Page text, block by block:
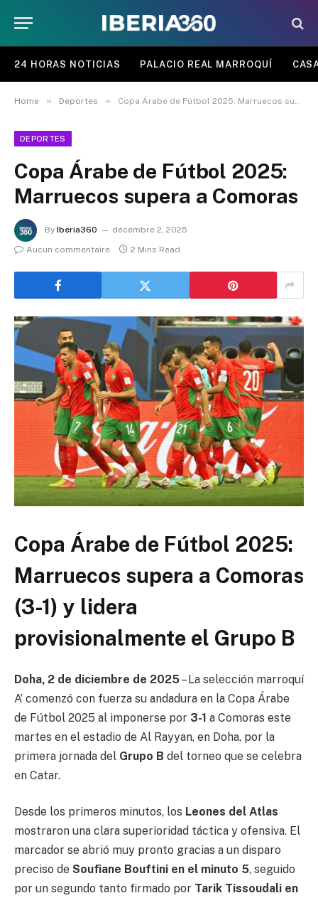
24 HORAS NOTICIAS PALACIO REAL MARROQUÍ
Home » Deportes » Copa Árabe de Fútbol 2025: Marruecos supera a Comoras
DEPORTES
Copa Árabe de Fútbol 2025:
Marruecos supera a Comoras
By Iberia360
décembre 2, 2025
Aucun commentaire
2 Mins Read
Copa Árabe de Fútbol 2025:
Marruecos supera a Comoras
(3-1) y lidera
provisionalmente el Grupo B
Doha, 2 de diciembre de 2025– La selección marroquí
A’ comenzó con fuerza su andadura en la Copa Árabe
de Fútbol 2025 al imponerse por 3-1 a Comoras este
martes en el estadio de Al Rayyan, en Doha, por la
primera jornada del Grupo B del torneo que se celebra
en Catar.
Desde los primeros minutos, los Leones del Atlas
mostraron una clara superioridad táctica y ofensiva. El
marcador se abrió muy pronto gracias a un disparo
preciso de Soufiane Bouftini en el minuto 5, seguido
por un segundo tanto firmado por Tarik Tissoudali en